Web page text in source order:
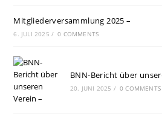
Mitgliederversammlung 2025 –
6. JULI 2025 / 0 COMMENTS
BNN-Bericht über
20. JUNI 2025 / 0 COMMENTS